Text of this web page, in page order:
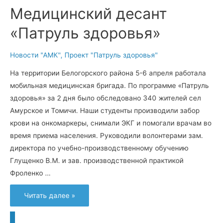
Медицинский десант
«Патруль здоровья»
Новости "АМК", Проект "Патруль здоровья"
На территории Белогорского района 5-6 апреля работала
мобильная медицинская бригада. По программе «Патруль
здоровья» за 2 дня было обследовано 340 жителей сел
Амурское и Томичи. Наши студенты производили забор
крови на онкомаркеры, снимали ЭКГ и помогали врачам во
время приема населения. Руководили волонтерами зам.
директора по учебно-производственному обучению
Глущенко В.М. и зав. производственной практикой
Фроленко …
Медицинский
десант
«Патруль
Читать далее »